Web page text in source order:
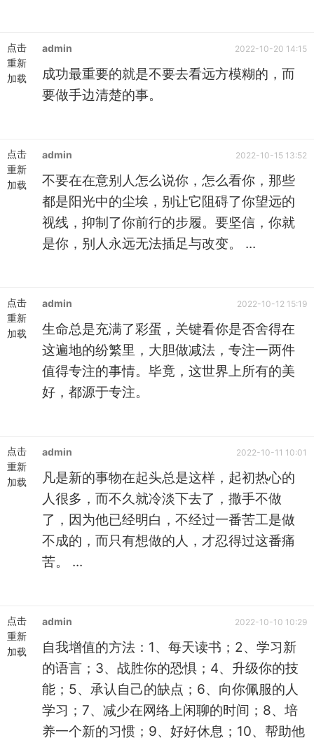
点击
重新
加载
admin 2022-10-20 14:15
成功最重要的就是不要去看远方模糊的，而
要做手边清楚的事。
点击
重新
加载
admin 2022-10-15 13:52
不要在在意别人怎么说你，怎么看你，那些
都是阳光中的尘埃，别让它阻碍了你望远的
视线，抑制了你前行的步履。要坚信，你就
是你，别人永远无法插足与改变。 ...
点击
重新
加载
admin 2022-10-12 15:19
生命总是充满了彩蛋，关键看你是否舍得在
这遍地的纷繁里，大胆做减法，专注一两件
值得专注的事情。毕竟，这世界上所有的美
好，都源于专注。
点击
重新
加载
admin 2022-10-11 10:01
凡是新的事物在起头总是这样，起初热心的
人很多，而不久就冷淡下去了，撒手不做
了，因为他已经明白，不经过一番苦工是做
不成的，而只有想做的人，才忍得过这番痛
苦。 ...
点击
重新
加载
admin 2022-10-10 10:29
自我增值的方法：1、每天读书；2、学习新
的语言；3、战胜你的恐惧；4、升级你的技
能；5、承认自己的缺点；6、向你佩服的人
学习；7、减少在网络上闲聊的时间；8、培
养一个新的习惯；9、好好休息；10、帮助他